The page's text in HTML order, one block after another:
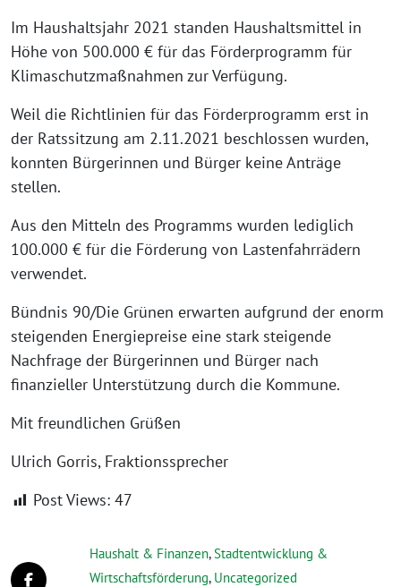
Im Haushaltsjahr 2021 standen Haushaltsmittel in
Höhe von 500.000 € für das Förderprogramm für
Klimaschutzmaßnahmen zur Verfügung.
Weil die Richtlinien für das Förderprogramm erst in
der Ratssitzung am 2.11.2021 beschlossen wurden,
konnten Bürgerinnen und Bürger keine Anträge
stellen.
Aus den Mitteln des Programms wurden lediglich
100.000 € für die Förderung von Lastenfahrrädern
verwendet.
Bündnis 90/Die Grünen erwarten aufgrund der enorm
steigenden Energiepreise eine stark steigende
Nachfrage der Bürgerinnen und Bürger nach
finanzieller Unterstützung durch die Kommune.
Mit freundlichen Grüßen
Ulrich Gorris, Fraktionssprecher
Post Views: 47
Haushalt & Finanzen,Stadtentwicklung &
Wirtschaftsförderung, Uncategorized